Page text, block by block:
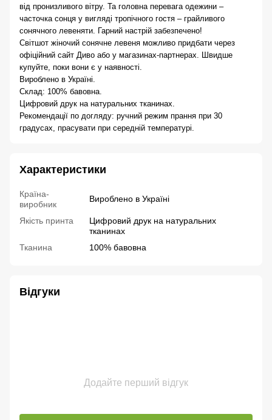
від пронизливого вітру. Та головна перевага одежини –
часточка сонця у вигляді тропічного гостя – грайливого
сонячного левеняти. Гарний настрій забезпечено!
Світшот жіночий сонячне левеня можливо придбати через
офіційний сайт Диво або у магазинах-партнерах. Швидше
купуйте, поки вони є у наявності.
Вироблено в Україні.
Склад: 100% бавовна.
Цифровий друк на натуральних тканинах.
Рекомендації по догляду: ручний режим прання при 30
градусах, прасувати при середній температурі.
Характеристики
Країна-
виробник
Вироблено в Україні
Якість принта
Цифровий друк на натуральних
тканинах
Тканина
100% бавовна
Відгуки
Додайте перший відгук